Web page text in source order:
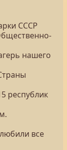
СССР
нашего
республик
все